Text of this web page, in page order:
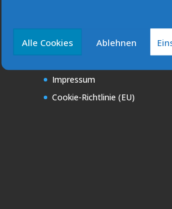
Alle Cookies Ablehnen
Quicklinks
Impressum
Cookie-Richtlinie (EU)